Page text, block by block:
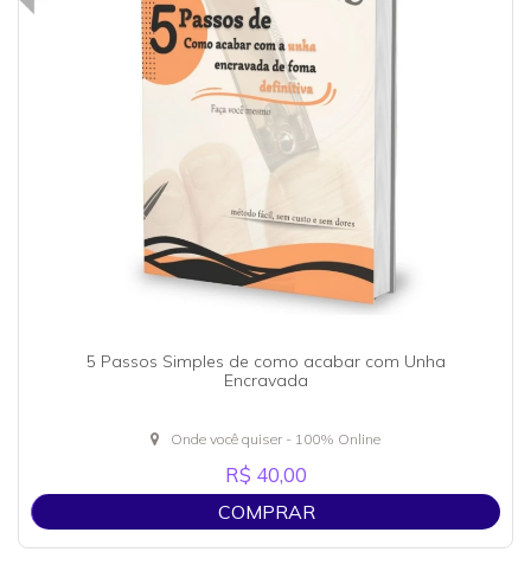
5 Passos Simples de como acabar com Unha
Encravada
Onde você quiser - 100% Online
R$ 40,00
COMPRAR